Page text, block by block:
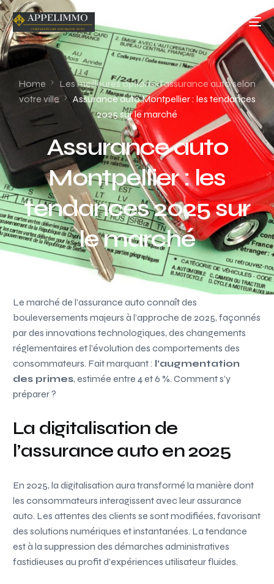
Home
Les meilleures options d'assurance auto selon
votre ville
Assurance auto Montpellier : les tendances
2025 sur le marché
Assurance auto
Montpellier : les
tendances 2025 sur
le marché
Le marché de l’assurance auto connaît des
bouleversements majeurs à l’approche de 2025, façonnés
par des innovations technologiques, des changements
réglementaires et l’évolution des comportements des
consommateurs. Fait marquant : l’augmentation
des primes, estimée entre 4 et 6 %. Comment s’y
préparer ?
La digitalisation de
l’assurance auto en 2025
En 2025, la digitalisation aura transformé la manière dont
les consommateurs interagissent avec leur assurance
auto. Les attentes des clients se sont modifiées, favorisant
des solutions numériques et instantanées. La tendance
est à la suppression des démarches administratives
fastidieuses au profit d’expériences utilisateur fluides.